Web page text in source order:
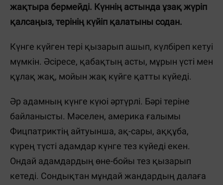
жақтыра бермейді. Күннің астында ұзақ жүріп
қалсаңыз, терінің күйіп қалатыны содан.
Күнге күйген тері қызарып ашып, күлбіреп кетуі
мүмкін. Әсіресе, қабақтың асты, мұрын үсті мен
құлақ жақ, мойын жақ күйге қатты күйеді.
Әр адамның күнге күюі әртүрлі. Бәрі теріне
байланысты. Мәселен, америка ғалымы
Фицпатриктің айтуынша, ақ-сары, аққұба,
күрең түсті адамдар күнге тез күйеді екен.
Ондай адамдардың өне-бойы тез қызарып
кетеді. Сондықтан мұндай жандардың далаға